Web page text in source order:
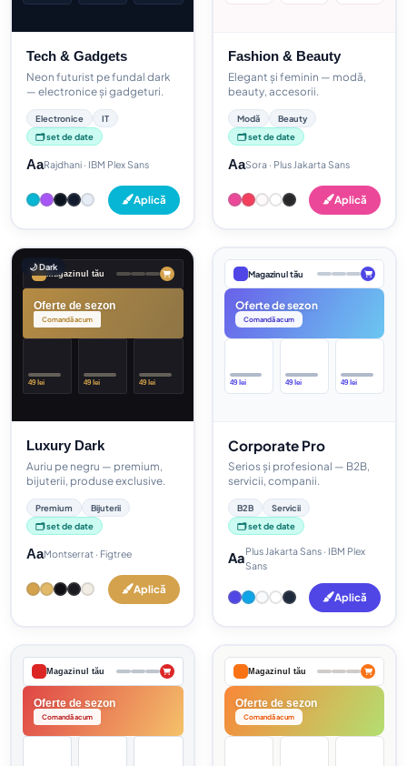
Tech & Gadgets
Neon futurist pe fundal dark
— electronice și gadgeturi.
Electronice
IT
🗂️ set de date
AaRajdhani · IBM Plex Sans
Aplică
Fashion & Beauty
Elegant și feminin — modă,
beauty, accesorii.
Modă
Beauty
🗂️ set de date
AaSora · Plus Jakarta Sans
Aplică
🌙 Dark
Magazinul tău
Oferte de sezon
Comandă acum
49 lei 49 lei 49 lei
Luxury Dark
Auriu pe negru — premium,
bijuterii, produse exclusive.
Premium
Bijuterii
🗂️ set de date
AaMontserrat · Figtree
Aplică
Magazinul tău
Oferte de sezon
Comandă acum
49 lei 49 lei 49 lei
Corporate Pro
Serios și profesional — B2B,
servicii, companii.
B2B
Servicii
🗂️ set de date
AaPlus Jakarta Sans · IBM Plex
Sans
Aplică
Magazinul tău
Oferte de sezon
Comandă acum
Magazinul tău
Oferte de sezon
Comandă acum